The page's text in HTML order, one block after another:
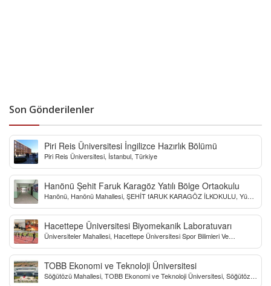
Son Gönderilenler
Piri Reis Üniversitesi İngilizce Hazırlık Bölümü
Piri Reis Üniversitesi, İstanbul, Türkiye
Hanönü Şehit Faruk Karagöz Yatılı Bölge Ortaokulu
Hanönü, Hanönü Mahallesi, ŞEHİT fARUK KARAGÖZ İLKOKULU, Yücel
Hacettepe Üniversitesi Biyomekanik Laboratuvarı
Üniversiteler Mahallesi, Hacettepe Üniversitesi Spor Bilimleri Ve
TOBB Ekonomi ve Teknoloji Üniversitesi
Söğütözü Mahallesi, TOBB Ekonomi ve Teknoloji Üniversitesi, Söğütözü